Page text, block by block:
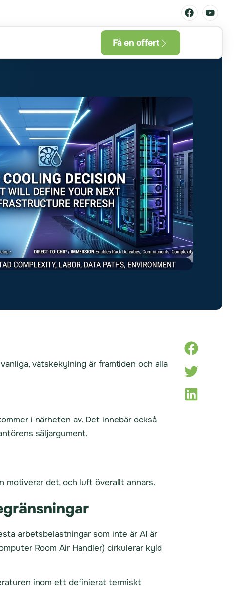
Få en offert
vätskekylning är framtiden och alla
i närheten av. Det innebär också
säljargument.
motiverar det, och luft överallt annars.
arbetsbelastningar som inte är AI är
Room Air Handler) cirkulerar kyld
inom ett definierat termiskt